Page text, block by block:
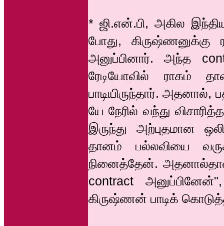
* ஜி.என்.பி, அகில
போது, கிருஷ்ணனுக்கு
அனுப்பினார். அந்த
ரேடியோவில் ராகம்
பாடியிருந்தார். அதனால்,
யே நேரில் வந்து
இருந்து அற்புதமான
தானம் பல்லவியை
நினைத்தேன்.
contract
கிருஷ்ணன் பாடிக்